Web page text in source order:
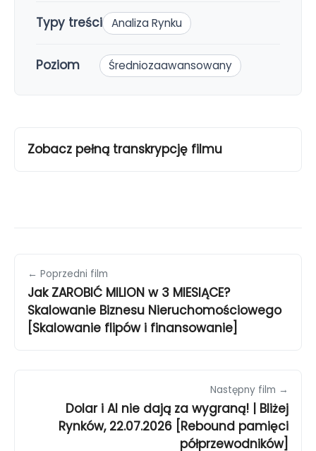
Typy treści Analiza Rynku
Poziom Średniozaawansowany
Zobacz pełną transkrypcję filmu
← Poprzedni film
Jak ZAROBIĆ MILION w 3 MIESIĄCE?
Skalowanie Biznesu Nieruchomościowego
[Skalowanie flipów i finansowanie]
Następny film →
Dolar i AI nie dają za wygraną! | Bliżej
Rynków, 22.07.2026 [Rebound pamięci
półprzewodników]